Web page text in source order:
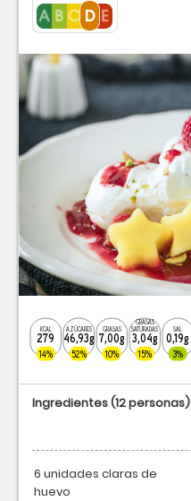
KCAL
279
14%
AZÚCARES
46,93g
52%
GRASAS
7,00g
10%
GRASAS
SATURADAS
3,04g
15%
SAL
0,19g
3%
Ingredientes(12 personas)
6 unidades claras de
huevo